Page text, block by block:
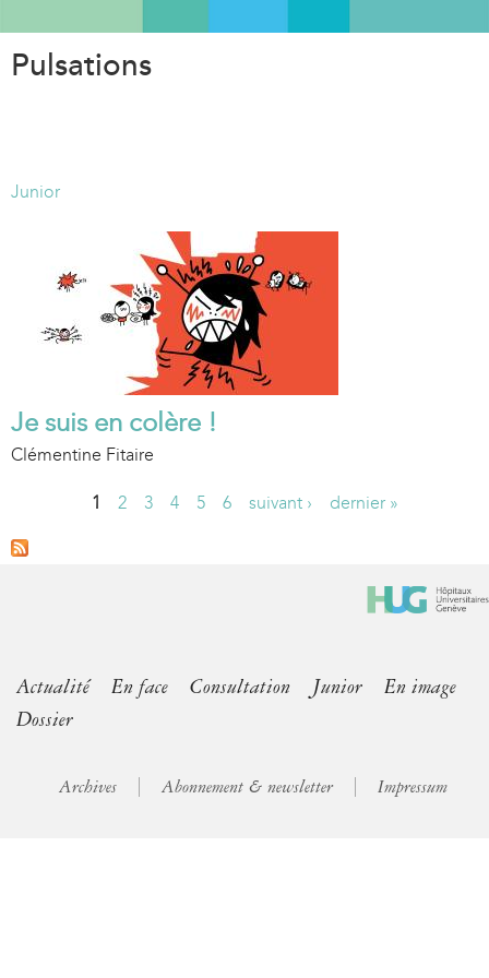
Pulsations
Junior
Je suis en colère !
Clémentine Fitaire
P
s
1 2 3 4 5 6 suivant › dernier »
Actualité En face Consultation Junior
En image
Dossier
Archives Abonnement & newsletter Impressum